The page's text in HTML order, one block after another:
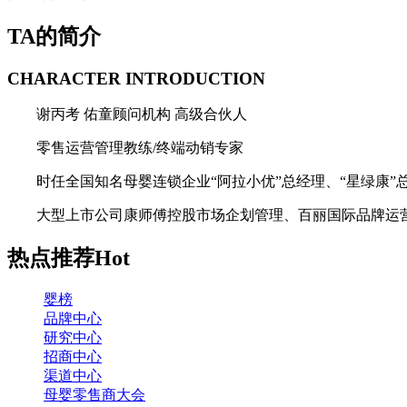
TA的简介
CHARACTER INTRODUCTION
谢丙考 佑童顾问机构 高级合伙人
零售运营管理教练/终端动销专家
时任全国知名母婴连锁企业“阿拉小优”总经理、“星绿康”
大型上市公司康师傅控股市场企划管理、百丽国际品牌运
热点推荐Hot
婴榜
品牌中心
研究中心
招商中心
渠道中心
母婴零售商大会